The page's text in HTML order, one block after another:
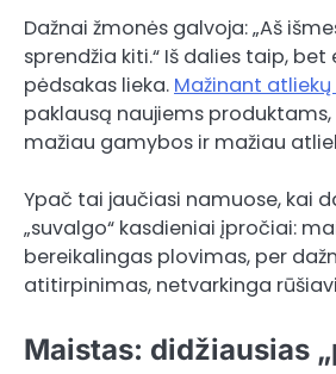
Dažnai žmonės galvoja: „Aš
sprendžia kiti.“ Iš dalies taip, bet
pėdsakas lieka. Mažinant atliekų
paklausą naujiems
mažiau gamybos ir mažiau
Ypač tai jaučiasi namuose, kai
„suvalgo“ kasdieniai įpročiai:
bereikalingas plovimas, per
atitirpinimas, netvarkinga
Maistas: didžiausias